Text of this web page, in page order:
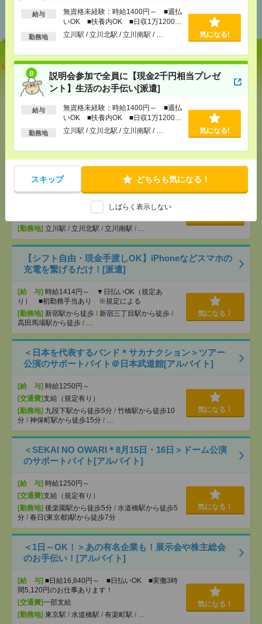
給与
無資格未経験：時給1400円～ ■週払
いOK ■扶養内OK ■日収1万1200円
以上
勤務地 立川駅 / 立川北駅 / 立川南駅 / … 気になる!
説明会参加で全員に【現金2千円相当プレゼ
ント】生活のお手伝い[派遣]
給与
無資格未経験：時給1400円～ ■週払
いOK ■扶養内OK ■日収1万1200円
以上
勤務地 立川駅 / 立川北駅 / 立川南駅 / … 気になる!
スキップ どちらも気になる！
しばらく表示しない
おすすめ
【オープニング募集】おばあちゃんのお散歩付き添
いも仕事の1つ[派遣]
[給 与]無資格未経験：時給1400円～ ■週払い
OK ■扶養内OK ■日収1万1200円以上
交通費全額支給
[勤務地]立川駅/ 立川北駅/立川南駅/…
気になる！
説明会参加で全員に【現金2千円相当プレゼント】生
[給 与]無資格未経験：時給1400円～ ■週払い
OK ■扶養内OK ■日収1万1200円以上
交通費全額支給
[勤務地] 立川駅 / 立川北駅 / 立川南駅 /
【シフト自由・現金手渡しOK】iPhoneなどスマホの
充電を繋げるだけ！[派遣]
[給 与] 時給1414円～ ▼日払いOK（規定あ
り） ■初勤務手当あり ※規定による
[勤務地] 新宿駅から徒歩 / 新宿三丁目駅から徒歩 /
高田馬場駅から徒歩 /
気になる！
＜日本を代表するバンド＊サカナクション＞ツアー
公演のサポートバイト＠日本武道館[アルバイト]
[給 与] 時給1250円～
[交通費]支給（規定有り）
[勤務地] 九段下駅から徒歩5分 / 竹橋駅から徒歩10
分 / 神保町駅から徒歩15分 /
気になる！
＜SEKAI NO OWARI＊8月15日・16日＞ドーム公演
のサポートバイト[アルバイト]
[給 与] 時給1250円～
[交通費]支給（規定有り）
[勤務地] 後楽園駅から徒歩5分 / 水道橋駅から徒歩5
分 / 春日(東京都)駅から徒歩7分
気になる！
＜1日～OK！＞あの有名企業も！展示会や株主総会
のお手伝い！[アルバイト]
[給 与] ■日給16,840円～ ■日払いOK ■実働3時
間5,120円のお仕事あります！
[交通費]一部支給
[勤務地] 東京駅 / 水道橋駅 / 有楽町駅 /
気になる！